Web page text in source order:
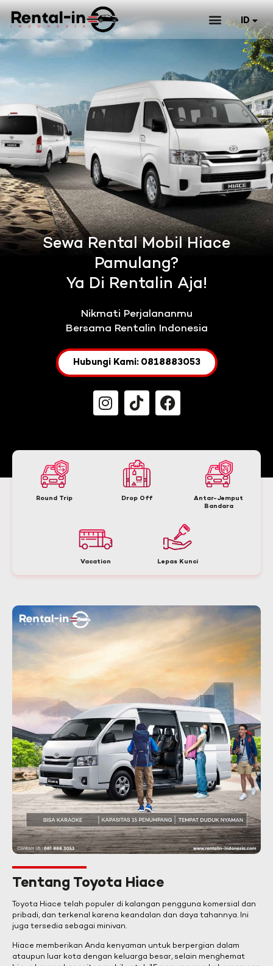
ID
EN
Sewa Rental Mobil Hiace
Pamulang?
Ya Di Rentalin Aja!
Nikmati Perjalananmu
Bersama Rentalin Indonesia
Hubungi Kami: 0818883053
Round Trip Drop Off
Antar-Jemput
Bandara
Vacation Lepas Kunci
Tentang Toyota Hiace
Toyota Hiace telah populer di kalangan pengguna komersial dan
pribadi, dan terkenal karena keandalan dan daya tahannya. Ini
juga tersedia sebagai minivan.
Hiace memberikan Anda kenyaman untuk berpergian dalam
ataupun luar kota dengan keluarga besar, selain menghemat